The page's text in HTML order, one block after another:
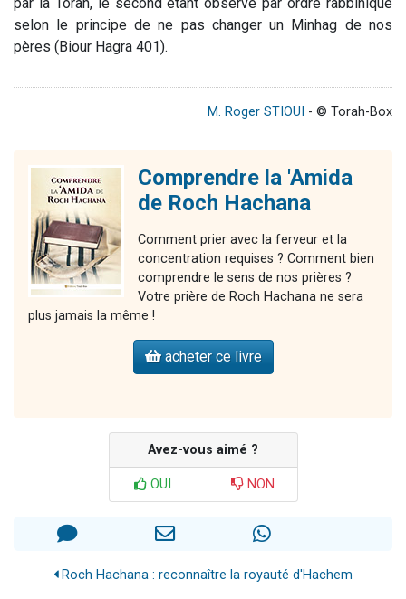
selon le principe de ne pas changer un Minhag de nos
pères (Biour Hagra 401).
M. Roger STIOUI - © Torah-Box
Comprendre la 'Amida
de Roch Hachana
Comment prier avec la ferveur et la
concentration requises ? Comment bien
comprendre le sens de nos prières ?
Votre prière de Roch Hachana ne sera
plus jamais la même !
acheter ce livre
Avez-vous aimé ?
OUI NON
Roch Hachana : reconnaître la royauté d'Hachem